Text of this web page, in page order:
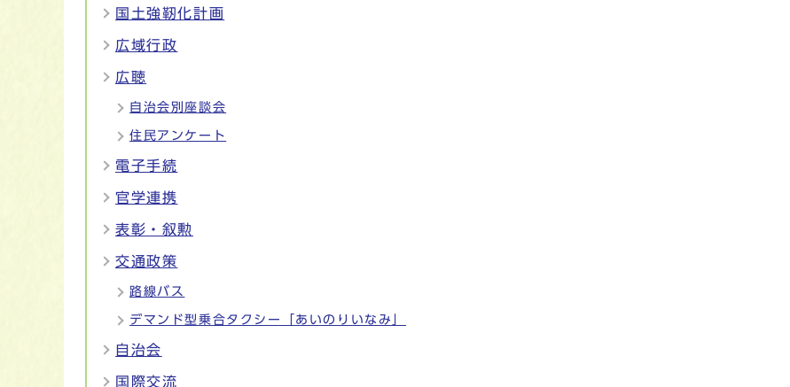
国土強靭化計画
広域行政
広聴
自治会別座談会
住民アンケート
電子手続
官学連携
表彰・叙勲
交通政策
路線バス
デマンド型乗合タクシー「あいのりいなみ」
自治会
国際交流